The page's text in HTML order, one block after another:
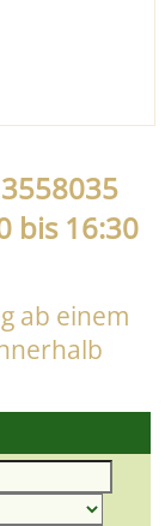
bis 16:30
ab einem